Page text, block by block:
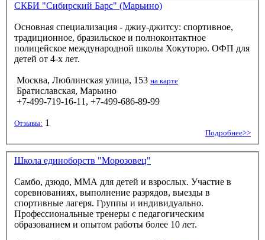
СКБИ "Сибирский Барс" (Марьино)
Основная специализация - джиу-джитсу: спортивное,
традиционное, бразильское и полноконтактное
полицейское международной школы Хокуторю. ОФП для
детей от 4-х лет.
Москва, Люблинская улица, 153 на карте
Братиславская, Марьино
+7-499-719-16-11, +7-499-686-89-99
Отзывы: 1
Подробнее>>
Школа единоборств "Морозовец"
Самбо, дзюдо, ММА для детей и взрослых. Участие в
соревнованиях, выполнение разрядов, выезды в
спортивные лагеря. Группы и индивидуально.
Профессиональные тренеры с педагогическим
образованием и опытом работы более 10 лет.